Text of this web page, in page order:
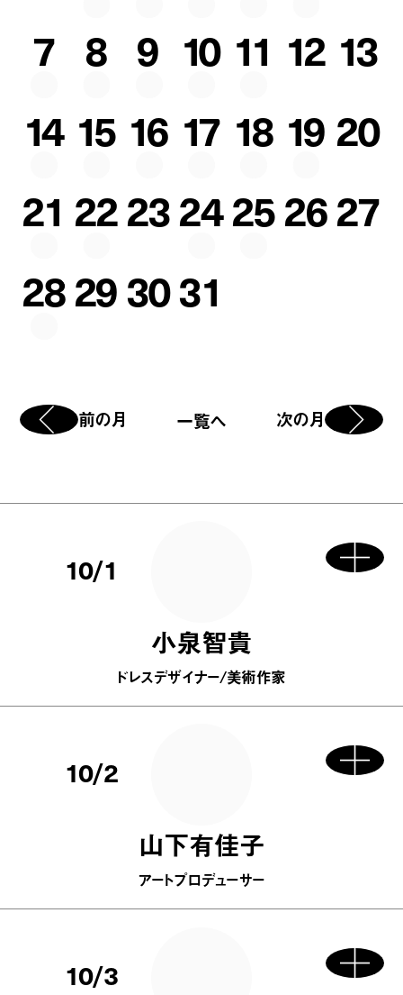
7 8 9 10 11 12 13
14 15 16 17 18 19 20
21 222324252627
28293031
前の月 一覧へ 次の月
10/1
小泉智貴
ドレスデザイナー/美術作家
10/2
山下有佳子
アートプロデューサー
10/3